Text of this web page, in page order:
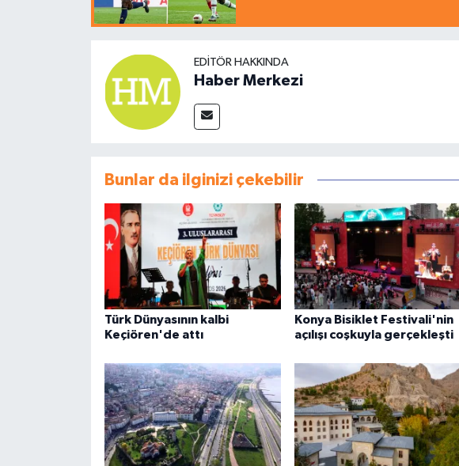
EDITÖR HAKKINDA
Haber Merkezi
Bunlar da ilginizi çekebilir
Türk Dünyasının kalbi
Keçiören'de attı
Konya Bisiklet Festivali'nin
açılışı coşkuyla gerçekleşti